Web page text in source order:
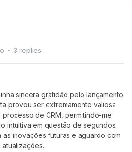
3 replies
sincera gratidão pelo lançamento
provou ser extremamente valiosa
de CRM, permitindo-me
intuitiva em questão de segundos.
as inovações futuras e aguardo com